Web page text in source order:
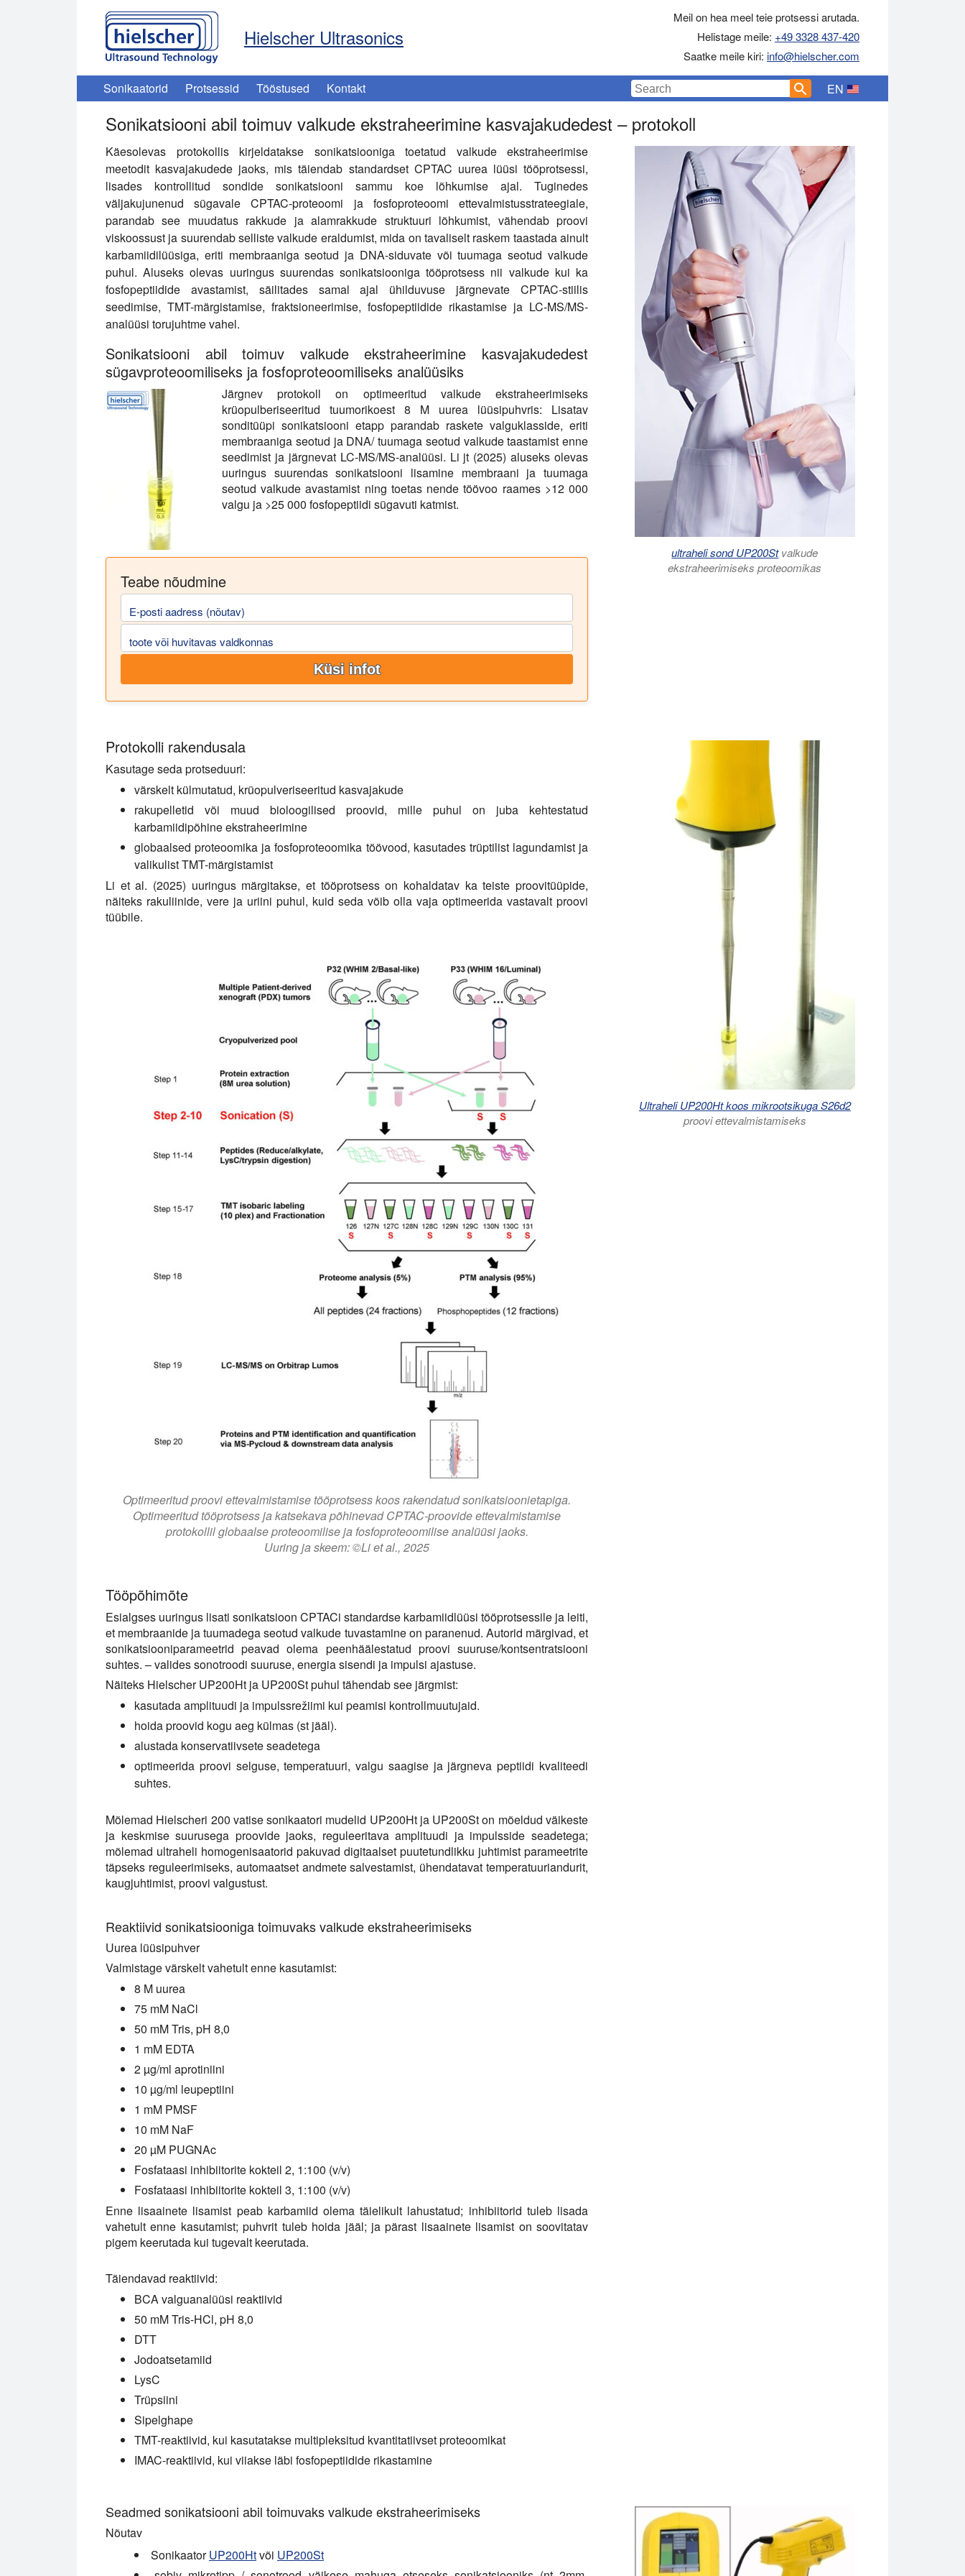
Hielscher Ultrasonics
Meil on hea meel teie protsessi arutada.
Helistage meile: +49 3328 437-420
Saatke meile kiri: info@hielscher.com
Sonikaatorid Protsessid Tööstused Kontakt EN
Sonikatsiooni abil toimuv valkude ekstraheerimine kasvajakudedest – protokoll
Käesolevas protokollis kirjeldatakse sonikatsiooniga toetatud valkude ekstraheerimise
meetodit kasvajakudede jaoks, mis täiendab standardset CPTAC uurea lüüsi tööprotsessi,
lisades kontrollitud sondide sonikatsiooni sammu koe lõhkumise ajal. Tuginedes
väljakujunenud sügavale CPTAC-proteoomi ja fosfoproteoomi ettevalmistusstrateegiale,
parandab see muudatus rakkude ja alamrakkude struktuuri lõhkumist, vähendab proovi
viskoossust ja suurendab selliste valkude eraldumist, mida on tavaliselt raskem taastada ainult
karbamiidilüüsiga, eriti membraaniga seotud ja DNA-siduvate või tuumaga seotud valkude
puhul. Aluseks olevas uuringus suurendas sonikatsiooniga tööprotsess nii valkude kui ka
fosfopeptiidide avastamist, säilitades samal ajal ühilduvuse järgnevate CPTAC-stiilis
seedimise, TMT-märgistamise, fraktsioneerimise, fosfopeptiidide rikastamise ja LC-MS/MS-
analüüsi torujuhtme vahel.
Sonikatsiooni abil toimuv valkude ekstraheerimine kasvajakudedest
sügavproteoomiliseks ja fosfoproteoomiliseks analüüsiks
Järgnev protokoll on optimeeritud valkude ekstraheerimiseks
krüopulberiseeritud tuumorikoest 8 M uurea lüüsipuhvris: Lisatav
sonditüüpi sonikatsiooni etapp parandab raskete valguklasside, eriti
membraaniga seotud ja DNA/ tuumaga seotud valkude taastamist enne
seedimist ja järgnevat LC-MS/MS-analüüsi. Li jt (2025) aluseks olevas
uuringus suurendas sonikatsiooni lisamine membraani ja tuumaga
seotud valkude avastamist ning toetas nende töövoo raames >12 000
valgu ja >25 000 fosfopeptiidi sügavuti katmist.
Teabe nõudmine
E-posti aadress (nõutav)
toote või huvitavas valdkonnas
Küsi infot
ultraheli sond UP200Stvalkude
ekstraheerimiseks proteoomikas
Protokolli rakendusala
Kasutage seda protseduuri:
värskelt külmutatud, krüopulveriseeritud kasvajakude
rakupelletid või muud bioloogilised proovid, mille puhul on juba kehtestatud
karbamiidipõhine ekstraheerimine
globaalsed proteoomika ja fosfoproteoomika töövood, kasutades trüptilist lagundamist ja
valikulist TMT-märgistamist
Li et al. (2025) uuringus märgitakse, et tööprotsess on kohaldatav ka teiste proovitüüpide,
näiteks rakuliinide, vere ja uriini puhul, kuid seda võib olla vaja optimeerida vastavalt proovi
tüübile.
Optimeeritud proovi ettevalmistamise tööprotsess koos rakendatud sonikatsioonietapiga.
Optimeeritud tööprotsess ja katsekava põhinevad CPTAC-proovide ettevalmistamise
protokollil globaalse proteoomilise ja fosfoproteoomilise analüüsi jaoks.
Uuring ja skeem: ©Li et al., 2025
Tööpõhimõte
Esialgses uuringus lisati sonikatsioon CPTACi standardse karbamiidlüüsi tööprotsessile ja leiti,
et membraanide ja tuumadega seotud valkude tuvastamine on paranenud. Autorid märgivad, et
sonikatsiooniparameetrid peavad olema peenhäälestatud proovi suuruse/kontsentratsiooni
suhtes. – valides sonotroodi suuruse, energia sisendi ja impulsi ajastuse.
Näiteks Hielscher UP200Ht ja UP200St puhul tähendab see järgmist:
kasutada amplituudi ja impulssrežiimi kui peamisi kontrollmuutujaid.
hoida proovid kogu aeg külmas (st jääl).
alustada konservatiivsete seadetega
optimeerida proovi selguse, temperatuuri, valgu saagise ja järgneva peptiidi kvaliteedi
suhtes.
Mõlemad Hielscheri 200 vatise sonikaatori mudelid UP200Ht ja UP200St on mõeldud väikeste
ja keskmise suurusega proovide jaoks, reguleeritava amplituudi ja impulsside seadetega;
mõlemad ultraheli homogenisaatorid pakuvad digitaalset puutetundlikku juhtimist parameetrite
täpseks reguleerimiseks, automaatset andmete salvestamist, ühendatavat temperatuuriandurit,
kaugjuhtimist, proovi valgustust.
Reaktiivid sonikatsiooniga toimuvaks valkude ekstraheerimiseks
Uurea lüüsipuhver
Valmistage värskelt vahetult enne kasutamist:
8 M uurea
75 mM NaCl
50 mM Tris, pH 8,0
1 mM EDTA
2 µg/ml aprotiniini
10 µg/ml leupeptiini
1 mM PMSF
10 mM NaF
20 µM PUGNAc
Fosfataasi inhibiitorite kokteil 2, 1:100 (v/v)
Fosfataasi inhibiitorite kokteil 3, 1:100 (v/v)
Enne lisaainete lisamist peab karbamiid olema täielikult lahustatud; inhibiitorid tuleb lisada
vahetult enne kasutamist; puhvrit tuleb hoida jääl; ja pärast lisaainete lisamist on soovitatav
pigem keerutada kui tugevalt keerutada.
Täiendavad reaktiivid:
BCA valguanalüüsi reaktiivid
50 mM Tris-HCl, pH 8,0
DTT
Jodoatsetamiid
LysC
Trüpsiini
Sipelghape
TMT-reaktiivid, kui kasutatakse multipleksitud kvantitatiivset proteoomikat
IMAC-reaktiivid, kui viiakse läbi fosfopeptiidide rikastamine
Ultraheli UP200Ht koos mikrootsikuga S26d2
proovi ettevalmistamiseks
Seadmed sonikatsiooni abil toimuvaks valkude ekstraheerimiseks
Nõutav
SonikaatorUP200Htvõi UP200St